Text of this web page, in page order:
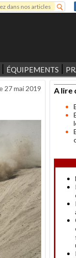
de recherche
ÉQUIPEMENTS
27 mai 2019 A lire